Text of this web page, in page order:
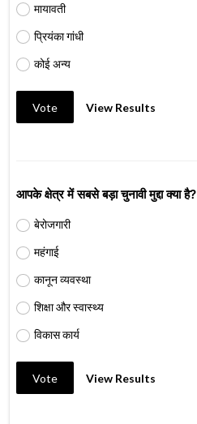
मायावती
प्रियंका गांधी
कोई अन्य
Vote View Results
आपके क्षेत्र में सबसे बड़ा चुनावी मुद्दा क्या है?
बेरोजगारी
महंगाई
कानून व्यवस्था
शिक्षा और स्वास्थ्य
विकास कार्य
Vote View Results